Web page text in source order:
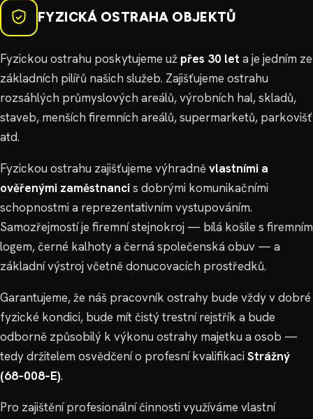
FYZICKÁ OSTRAHA OBJEKTŮ
Fyzickou ostrahu poskytujeme už přes 30 let a je jedním ze
základních pilířů našich služeb. Zajišťujeme ostrahu
rozsáhlých průmyslových areálů, výrobních hal, skladů,
staveb, menších firemních areálů, supermarketů, parkovišť
atd.
Fyzickou ostrahu zajišťujeme výhradněvlastními a
ověřenými zaměstnancis dobrými komunikačními
schopnostmi a reprezentativním vystupováním.
Samozřejmostí je firemní stejnokroj — bílá košile s firemním
logem, černé kalhoty a černá společenská obuv — a
základní výstroj včetně donucovacích prostředků.
Garantujeme, že náš pracovník ostrahy bude vždy v dobré
fyzické kondici, bude mít čistý trestní rejstřík a bude
odborně způsobilý k výkonu ostrahy majetku a osob —
tedy držitelem osvědčení o profesní kvalifikaciStrážný
(68‑008‑E).
Pro zajištění profesionální činnosti využíváme vlastní